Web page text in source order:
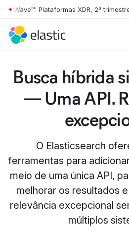
Skip to main content
Wave™: Plataformas XDR, 2º trimestre
Busca híbrida
— Uma API.
O Elasticsearch
ferramentas para
meio de uma única API,
melhorar os resultados
relevância excepcional
múltiplos